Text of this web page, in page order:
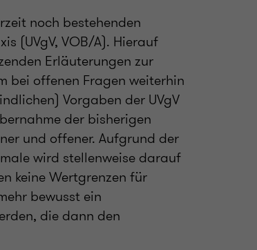
noch bestehenden
(UVgV, VOB/A). Hierauf
Erläuterungen zur
bei offenen Fragen weiterhin
Vorgaben der UVgV
der bisherigen
und offener. Aufgrund der
wird stellenweise darauf
keine Wertgrenzen für
bewusst ein
die dann den